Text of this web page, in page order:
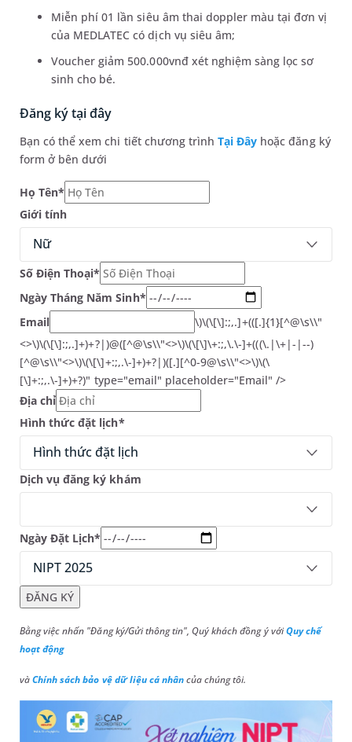
Miễn phí 01 lần siêu âm thai doppler màu tại đơn vị
của MEDLATEC có dịch vụ siêu âm;
Voucher giảm 500.000vnđ xét nghiệm sàng lọc sơ
sinh cho bé.
Đăng ký tại đây
Bạn có thể xem chi tiết chương trìnhTại Đây hoặc đăng ký
form ở bên dưới
Họ Tên*
Giới tính
Nữ
Số Điện Thoại*
Ngày Tháng Năm Sinh*
Email
\)\(\[\]:;,.]+(([.]{1}[^@\s\\"
<>\)\(\[\]:;,.]+)+?|)@([^@\s\\"<>\)\(\[\]\+:;,\.\-]+(((\.|\+|-|--)
[^@\s\\"<>\)\(\[\]+:;,.\-]+)+?|)([.][^0-9@\s\\"<>\)\(\
[\]+:;,.\-]+)+?)" type="email" placeholder="Email" />
Địa chỉ
Hình thức đặt lịch*
Hình thức đặt lịch
Dịch vụ đăng ký khám
Ngày Đặt Lịch*
NIPT 2025
ĐĂNG KÝ
Bằng việc nhấn "Đăng ký/Gửi thông tin", Quý khách đồng ý vớiQuy chế
hoạt động
vàChính sách bảo vệ dữ liệu cá nhâncủa chúng tôi.